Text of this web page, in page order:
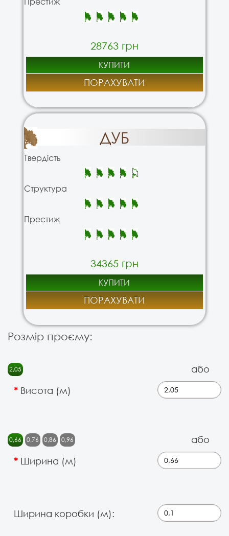
28763 грн
КУПИТИ
ПОРАХУВАТИ
ДУБ
Твердість
Структура
Престиж
34365 грн
КУПИТИ
ПОРАХУВАТИ
Розмір проєму:
2,05
або
Висота (м)
0,66 0,76 0,86 0,96
або
Ширина (м)
Ширина коробки (м):